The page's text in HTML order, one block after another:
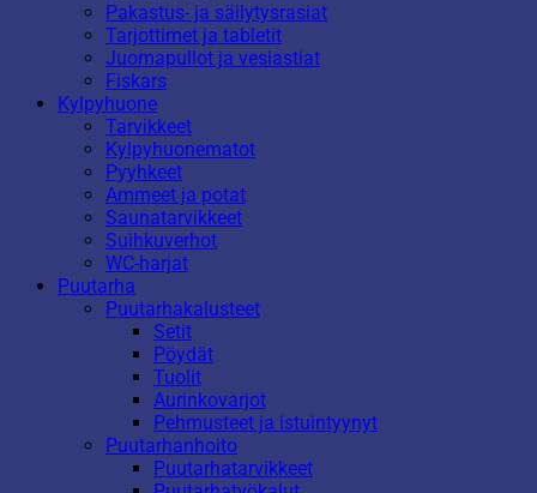
Pakastus- ja säilytysrasiat
Tarjottimet ja tabletit
Juomapullot ja vesiastiat
Fiskars
Kylpyhuone
Tarvikkeet
Kylpyhuonematot
Pyyhkeet
Ammeet ja potat
Saunatarvikkeet
Suihkuverhot
WC-harjat
Puutarha
Puutarhakalusteet
Setit
Pöydät
Tuolit
Aurinkovarjot
Pehmusteet ja istuintyynyt
Puutarhanhoito
Puutarhatarvikkeet